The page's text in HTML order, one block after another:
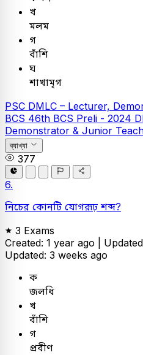
খ
মলম
গ
বাঁশি
ঘ
শাখামৃগ
PSC DMLC – Lecturer,
BCS 46th BCS Preli - 2024
Demonstrator & Junior
ব্যাখ্যা
377
6.
নিচের কোনটি যোগরূঢ় শব্দ?
3 Exams
Created: 1 year ago |
Updated: 3 weeks ago
ক
জলধি
খ
বাঁশি
গ
প্রবীণ